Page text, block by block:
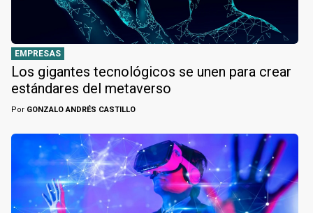
EMPRESAS
Los gigantes tecnológicos se unen para crear
estándares del metaverso
Por GONZALO ANDRÉS CASTILLO